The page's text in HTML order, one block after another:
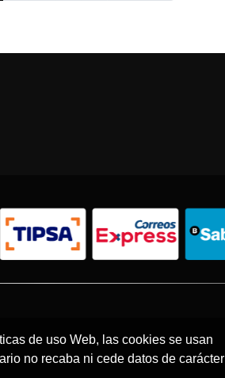
de uso Web, las cookies se usan
no recaba ni cede datos de carácter
los derechos reservados.